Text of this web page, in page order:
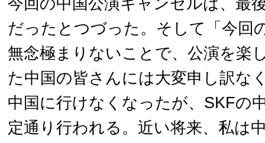
今回の中国公演キャンセルは、最
だったとつづった。そして「今回
無念極まりないことで、公演を楽
た中国の皆さんには大変申し訳な
中国に行けなくなったが、SKFの
定通り行われる。近い将来、私は